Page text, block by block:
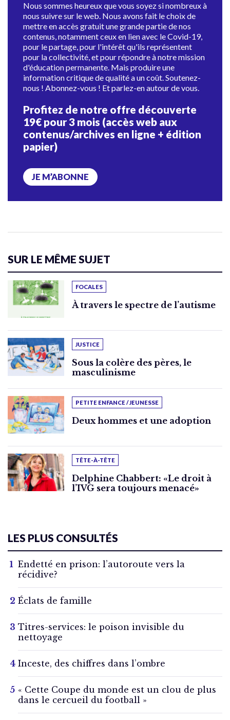
Nous sommes heureux que vous soyez si nombreux à
nous suivre sur le web. Nous avons fait le choix de
mettre en accès gratuit une grande partie de nos
contenus, notamment ceux en lien avec le Covid-19,
pour le partage, pour l'intérêt qu'ils représentent
pour la collectivité, et pour répondre à notre mission
d'éducation permanente. Mais produire une
information critique de qualité a un coût. Soutenez-
nous ! Abonnez-vous ! Et parlez-en autour de vous.
Profitez de notre offre découverte
19€ pour 3 mois (accès web aux
contenus/archives en ligne + édition
papier)
JE M’ABONNE
SUR LE MÊME SUJET
FOCALES
À travers le spectre de l’autisme
JUSTICE
Sous la colère des pères, le
masculinisme
PETITE ENFANCE / JEUNESSE
Deux hommes et une adoption
TÊTE-À-TÊTE
Delphine Chabbert: «Le droit à
l’IVG sera toujours menacé»
LES PLUS CONSULTÉS
Endetté en prison: l’autoroute vers la
récidive?
Éclats de famille
Titres-services: le poison invisible du
nettoyage
Inceste, des chiffres dans l’ombre
« Cette Coupe du monde est un clou de plus
dans le cercueil du football »